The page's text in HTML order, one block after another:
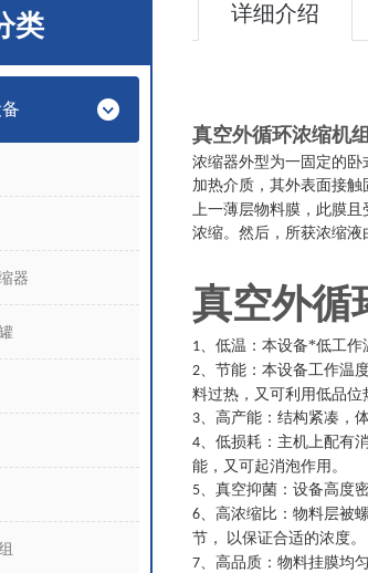
类
器
详细介绍
真空外循环浓缩机
浓缩器外型为一固定的
加热介质，其外表面接触
上一薄层物料膜，此膜
浓缩。然后，所获浓缩液
真空外循
1、低温：本设备*低工作
2、节能：本设备工作温
料过热，又可利用低品位
3、高产能：结构紧凑，
4、低损耗：主机上配有
能，又可起消泡作用。
5、真空抑菌：设备高度
6、高浓缩比：物料层被
节，
以保证合适的浓度。
7、高品质：物料挂膜均